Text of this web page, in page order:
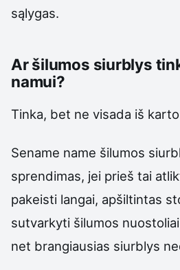
sąlygas.
Ar šilumos siurblys
namui?
Tinka, bet ne visada iš
Sename name šilumos
sprendimas, jei prieš tai
pakeisti langai, apšiltintas
sutvarkyti šilumos
net brangiausias siurblys